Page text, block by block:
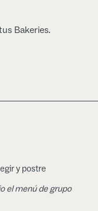
Bakeries.
y postre
el menú de grupo